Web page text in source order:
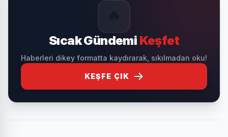
Sıcak Gündemi Keşfet
Haberleri dikey formatta kaydırarak, sıkılmadan oku!
KEŞFE ÇIK